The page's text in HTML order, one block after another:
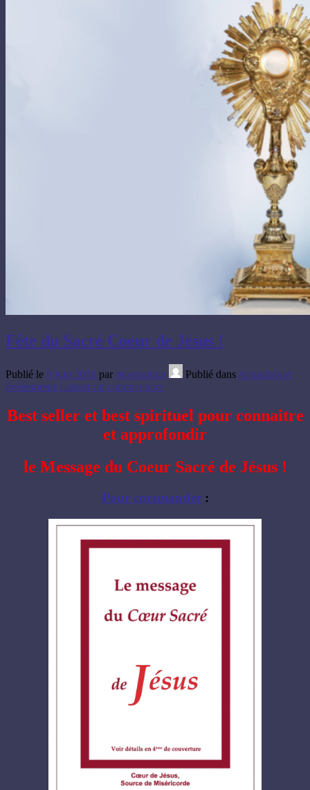
Fête du Sacré Coeur de Jésus !
Publié le 8 juin 2018 par miseradmin Publié dans Actualités et
événements Laisser un commentaire
Best seller et best spirituel pour connaitre
et approfondir
le Message du Coeur Sacré de Jésus !
Pour commander: